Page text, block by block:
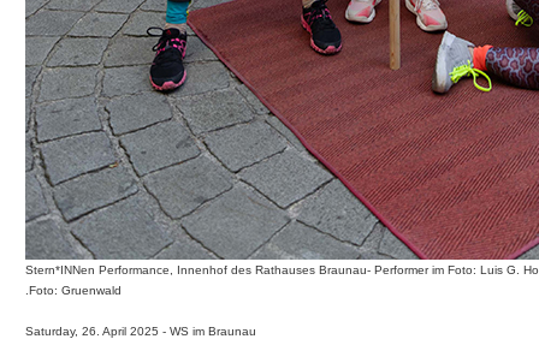
Stern*INNen Performance, Innenhof des Rathauses Braunau- Performer im Foto: Luis G.
.Foto: Gruenwald
Saturday, 26. April 2025 - WS im Braunau